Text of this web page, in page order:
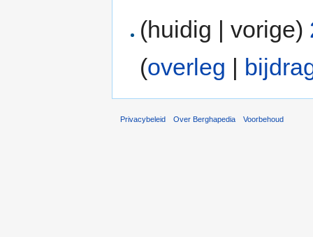
(huidig | vorige)
(overleg |
Privacybeleid Over Berghapedia Voorbehoud